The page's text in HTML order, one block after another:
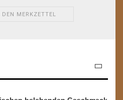
DEN MERKZETTEL